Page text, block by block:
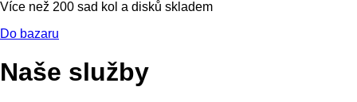
Více než 200 sad kol a disků skladem
Do bazaru
Naše služby